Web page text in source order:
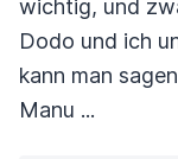
wichtig, und
Dodo und ich
kann man
Manu ...